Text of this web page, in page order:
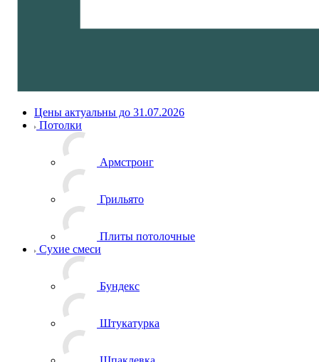
Цены актуальны до 31.07.2026
Потолки
Армстронг
Грильято
Плиты потолочные
Сухие смеси
Бундекс
Штукатурка